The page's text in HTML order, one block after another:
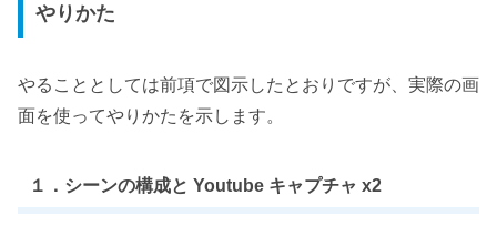
やりかた
やることとしては前項で図示したとおりですが、実際の画
面を使ってやりかたを示します。
１．シーンの構成と Youtube キャプチャ x2